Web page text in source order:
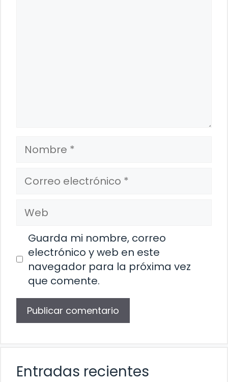
Nombre
Correo
electrónico
Web
Guarda mi nombre, correo
electrónico y web en este
navegador para la próxima vez
que comente.
Entradas recientes